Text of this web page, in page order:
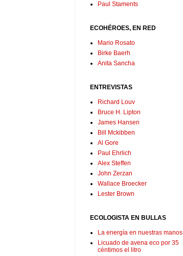
Paul Staments
ECOHÉROES, EN RED
Mario Rosato
Birke Baerh
Anita Sancha
ENTREVISTAS
Richard Louv
Bruce H. Lipton
James Hansen
Bill Mckibben
Al Gore
Paul Ehrlich
Alex Steffen
John Zerzan
Wallace Broecker
Lester Brown
ECOLOGISTA EN BULLAS
La energía en nuestras manos
Licuado de avena eco por 35
céntimos el litro